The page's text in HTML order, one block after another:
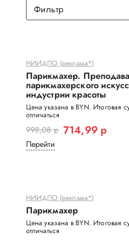
НИИДПО (реклама*)
Парикмахер.
парикмахерского
индустрии красоты
Цена указана в BYN. Итоговая
отличаться
998,08 р 714,99 р
Перейти
НИИДПО (реклама*)
Парикмахер
Цена указана в BYN. Итоговая
отличаться
Фильтр